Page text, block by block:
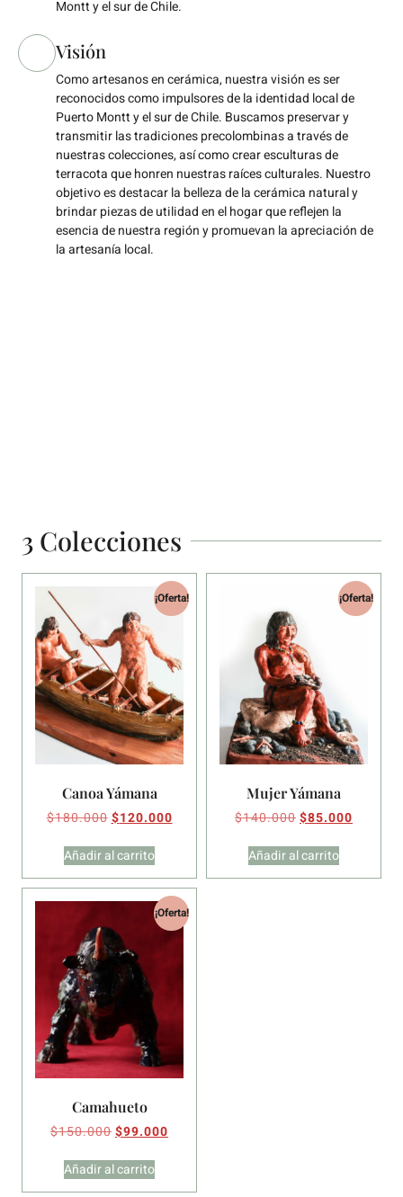
Montt y el sur de Chile.
Visión
Como artesanos en cerámica, nuestra visión es ser
reconocidos como impulsores de la identidad local de
Puerto Montt y el sur de Chile. Buscamos preservar y
transmitir las tradiciones precolombinas a través de
nuestras colecciones, así como crear esculturas de
terracota que honren nuestras raíces culturales. Nuestro
objetivo es destacar la belleza de la cerámica natural y
brindar piezas de utilidad en el hogar que reflejen la
esencia de nuestra región y promuevan la apreciación de
la artesanía local.
3 Colecciones
¡Oferta!
Canoa Yámana
$180.000 $120.000
Añadir al carrito
¡Oferta!
Mujer Yámana
$140.000$85.000
Añadir al carrito
¡Oferta!
Camahueto
$150.000$99.000
Añadir al carrito